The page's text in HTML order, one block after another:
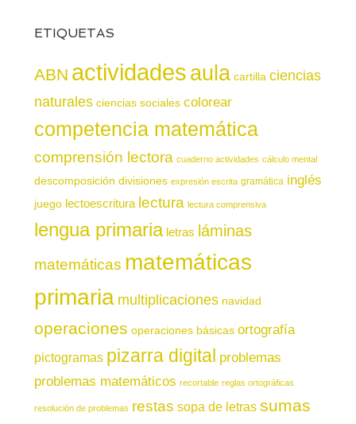
ETIQUETAS
ABN actividadesaula cartilla ciencias
naturales ciencias sociales colorear
competencia matemática
comprensión lectora cuaderno actividades cálculo mental
descomposición divisiones expresión escrita gramática inglés
juego lectoescritura lectura lectura comprensiva
lengua primaria letras láminas
matemáticas matemáticas
primaria multiplicaciones navidad
operaciones operaciones básicas ortografía
pictogramas pizarra digital problemas
problemas matemáticos recortable reglas ortográficas
resolución de problemas restas sopa de letras sumas